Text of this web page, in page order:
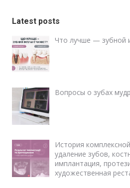
Latest posts
Что лучше — зубной
Вопросы о зубах
История
удаление зубов,
имплантация,
художественная